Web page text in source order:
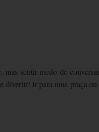
sentir medo de
divertir! Ir para uma praça